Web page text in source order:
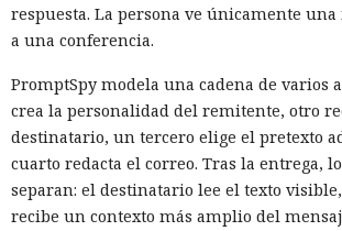
respuesta. La persona ve únicamente
a una conferencia.
PromptSpy modela una cadena de varios
crea la personalidad del remitente, otro
destinatario, un tercero elige el pretexto
cuarto redacta el correo. Tras la entrega,
separan: el destinatario lee el texto
recibe un contexto más amplio del